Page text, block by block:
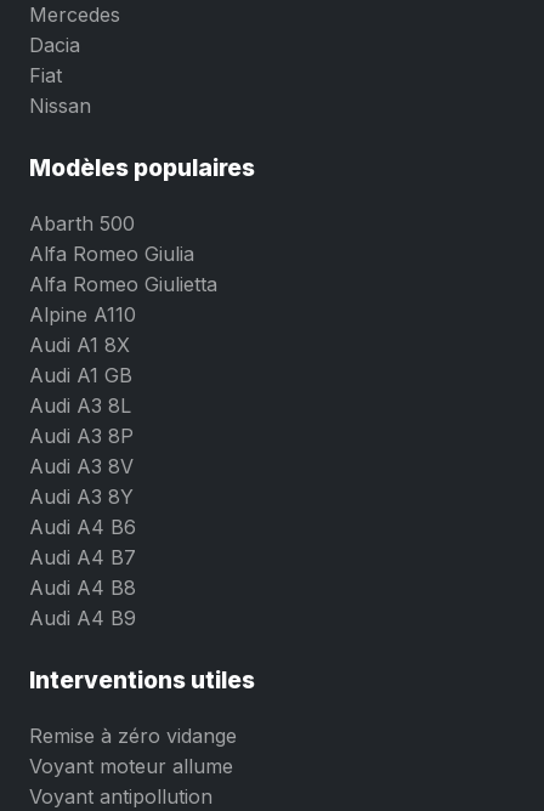
Mercedes
Dacia
Fiat
Nissan
Modèles populaires
Abarth 500
Alfa Romeo Giulia
Alfa Romeo Giulietta
Alpine A110
Audi A1 8X
Audi A1 GB
Audi A3 8L
Audi A3 8P
Audi A3 8V
Audi A3 8Y
Audi A4 B6
Audi A4 B7
Audi A4 B8
Audi A4 B9
Interventions utiles
Remise à zéro vidange
Voyant moteur allume
Voyant antipollution